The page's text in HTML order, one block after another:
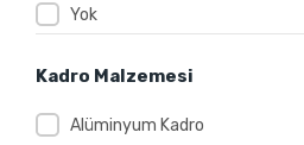
Yok
Kadro Malzemesi
Alüminyum Kadro